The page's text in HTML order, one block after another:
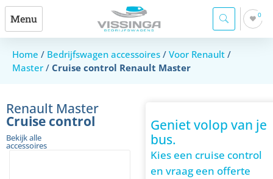
Menu 0
Home / Bedrijfswagen accessoires / Voor Renault /
Master / Cruise control Renault Master
Renault Master
Cruise control
Bekijk alle
accessoires
Geniet volop van je
bus.
Kies een cruise control
en vraag een offerte